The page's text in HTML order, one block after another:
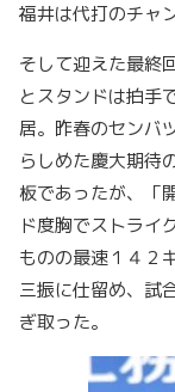
福井は代打のチャ
そして迎えた最終
とスタンドは拍手
居。昨春のセンバ
らしめた慶大期待
板であったが、「
ド度胸でストライ
ものの最速１４２
三振に仕留め、試
ぎ取った。